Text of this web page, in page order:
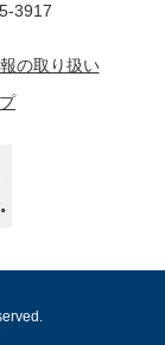
3917
の取り扱い